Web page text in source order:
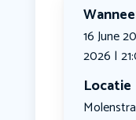
16 June
2026 |
Locatie